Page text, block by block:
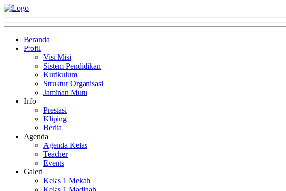
Beranda
Profil
Visi Misi
Sistem Pendidikan
Kurikulum
Struktur Organisasi
Jaminan Mutu
Info
Prestasi
Kliping
Berita
Agenda
Agenda Kelas
Teacher
Events
Galeri
Kelas 1 Mekah
Kelas 1 Madinah